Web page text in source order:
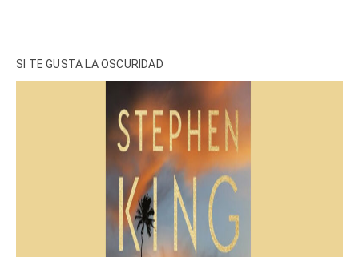
SI TE GUSTA LA OSCURIDAD